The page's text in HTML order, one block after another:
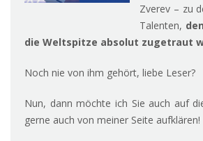
Zverev – zu
Talenten,
die Weltspitze absolut zugetraut
Noch nie von ihm gehört, liebe Leser?
Nun, dann möchte ich Sie auch auf
gerne auch von meiner Seite aufklären!